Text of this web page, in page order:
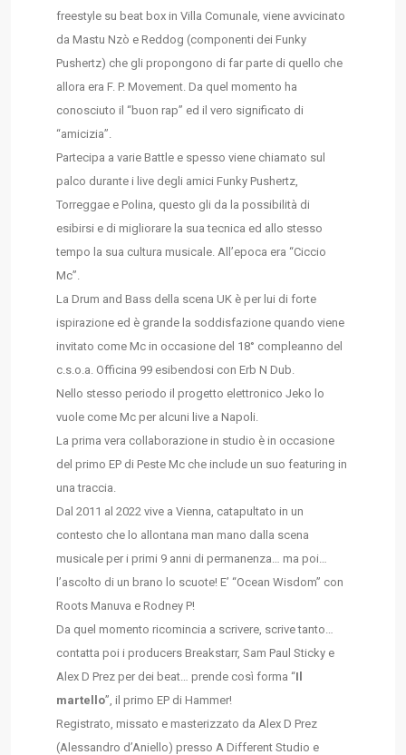
freestyle su beat box in Villa Comunale, viene avvicinato
da Mastu Nzò e Reddog (componenti dei Funky
Pushertz) che gli propongono di far parte di quello che
allora era F. P. Movement. Da quel momento ha
conosciuto il “buon rap” ed il vero significato di
“amicizia”.
Partecipa a varie Battle e spesso viene chiamato sul
palco durante i live degli amici Funky Pushertz,
Torreggae e Polina, questo gli da la possibilità di
esibirsi e di migliorare la sua tecnica ed allo stesso
tempo la sua cultura musicale. All’epoca era “Ciccio
Mc”.
La Drum and Bass della scena UK è per lui di forte
ispirazione ed è grande la soddisfazione quando viene
invitato come Mc in occasione del 18° compleanno del
c.s.o.a. Officina 99 esibendosi con Erb N Dub.
Nello stesso periodo il progetto elettronico Jeko lo
vuole come Mc per alcuni live a Napoli.
La prima vera collaborazione in studio è in occasione
del primo EP di Peste Mc che include un suo featuring in
una traccia.
Dal 2011 al 2022 vive a Vienna, catapultato in un
contesto che lo allontana man mano dalla scena
musicale per i primi 9 anni di permanenza… ma poi…
l’ascolto di un brano lo scuote! E’ “Ocean Wisdom” con
Roots Manuva e Rodney P!
Da quel momento ricomincia a scrivere, scrive tanto…
contatta poi i producers Breakstarr, Sam Paul Sticky e
Alex D Prez per dei beat… prende così forma “Il
martello”, il primo EP di Hammer!
Registrato, missato e masterizzato da Alex D Prez
(Alessandro d’Aniello) presso A Different Studio e